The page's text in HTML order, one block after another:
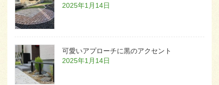
2025年1月14日
可愛いアプローチに黒のアクセント
2025年1月14日